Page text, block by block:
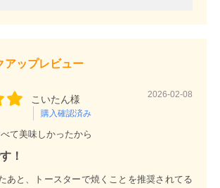
アップレビュー
こいたん様
購入確認済み
2026-02-08
て美味しかったから
！
あと、トースターで焼くことを推奨されてる